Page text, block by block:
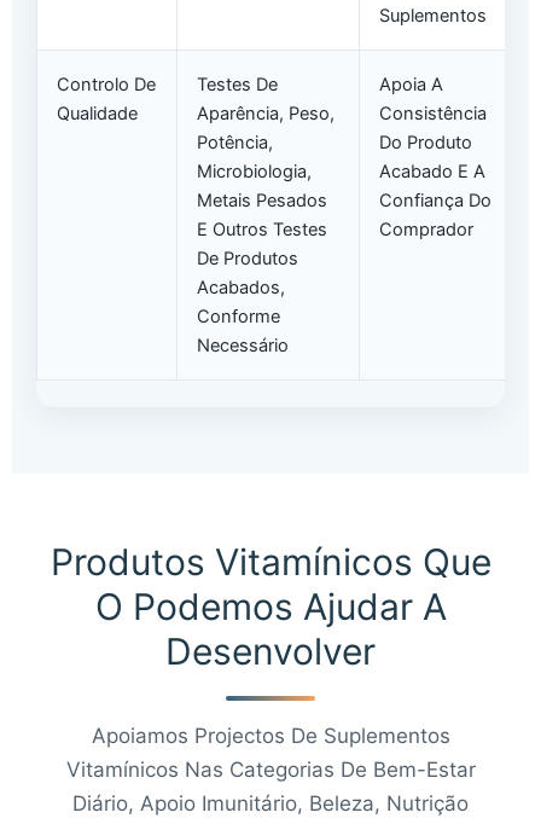
Suplementos
Controlo De
Qualidade
Testes De
Aparência, Peso,
Potência,
Microbiologia,
Metais Pesados
E Outros Testes
De Produtos
Acabados,
Conforme
Necessário
Apoia A
Consistência
Do Produto
Acabado E A
Confiança Do
Comprador
Produtos Vitamínicos Que
O Podemos Ajudar A
Desenvolver
Apoiamos Projectos De Suplementos
Vitamínicos Nas Categorias De Bem-Estar
Diário, Apoio Imunitário, Beleza, Nutrição